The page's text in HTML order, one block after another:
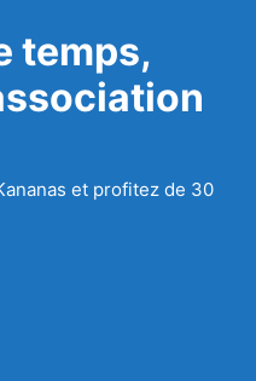
temps,
et profitez de 30